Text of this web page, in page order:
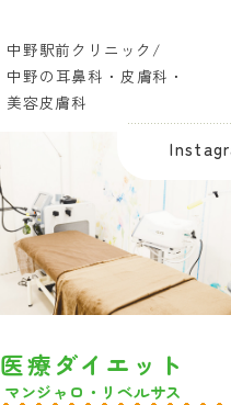
中野駅前クリニック/
中野の耳鼻科・皮膚科・
美容皮膚科
医療ダイエット
マンジャロ・リベルサス